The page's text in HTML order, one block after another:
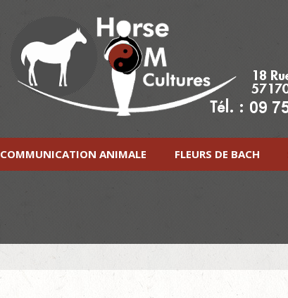
COMMUNICATION ANIMALE FLEURS DE BACH